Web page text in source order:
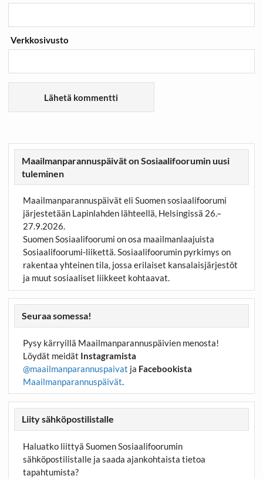
Verkkosivusto
Maailmanparannuspäivät on Sosiaalifoorumin uusi
tuleminen
Maailmanparannuspäivät eli Suomen sosiaalifoorumi
järjestetään Lapinlahden lähteellä, Helsingissä 26.–
27.9.2026.
Suomen Sosiaalifoorumi on osa maailmanlaajuista
Sosiaalifoorumi-liikettä. Sosiaalifoorumin pyrkimys on
rakentaa yhteinen tila, jossa erilaiset kansalaisjärjestöt
ja muut sosiaaliset liikkeet kohtaavat.
Seuraa somessa!
Pysy kärryillä Maailmanparannuspäivien menosta!
Löydät meidät Instagramista
@maailmanparannuspaivat ja Facebookista
Maailmanparannuspäivät.
Liity sähköpostilistalle
Haluatko liittyä Suomen Sosiaalifoorumin
sähköpostilistalle ja saada ajankohtaista tietoa
tapahtumista?